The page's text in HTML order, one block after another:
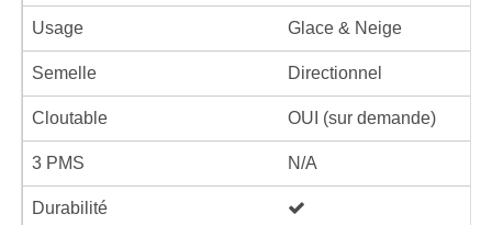
Usage Glace & Neige
Semelle Directionnel
Cloutable OUI (sur demande)
3 PMS N/A
Durabilité